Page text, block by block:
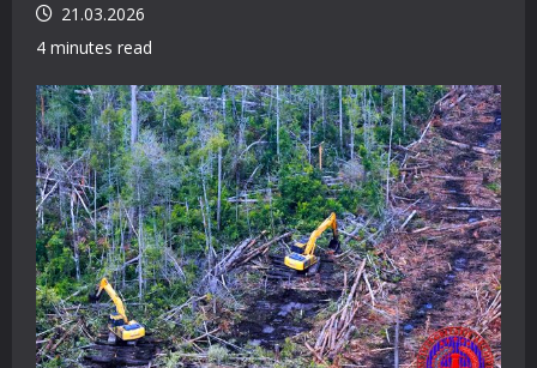
21.03.2026
4 minutes read